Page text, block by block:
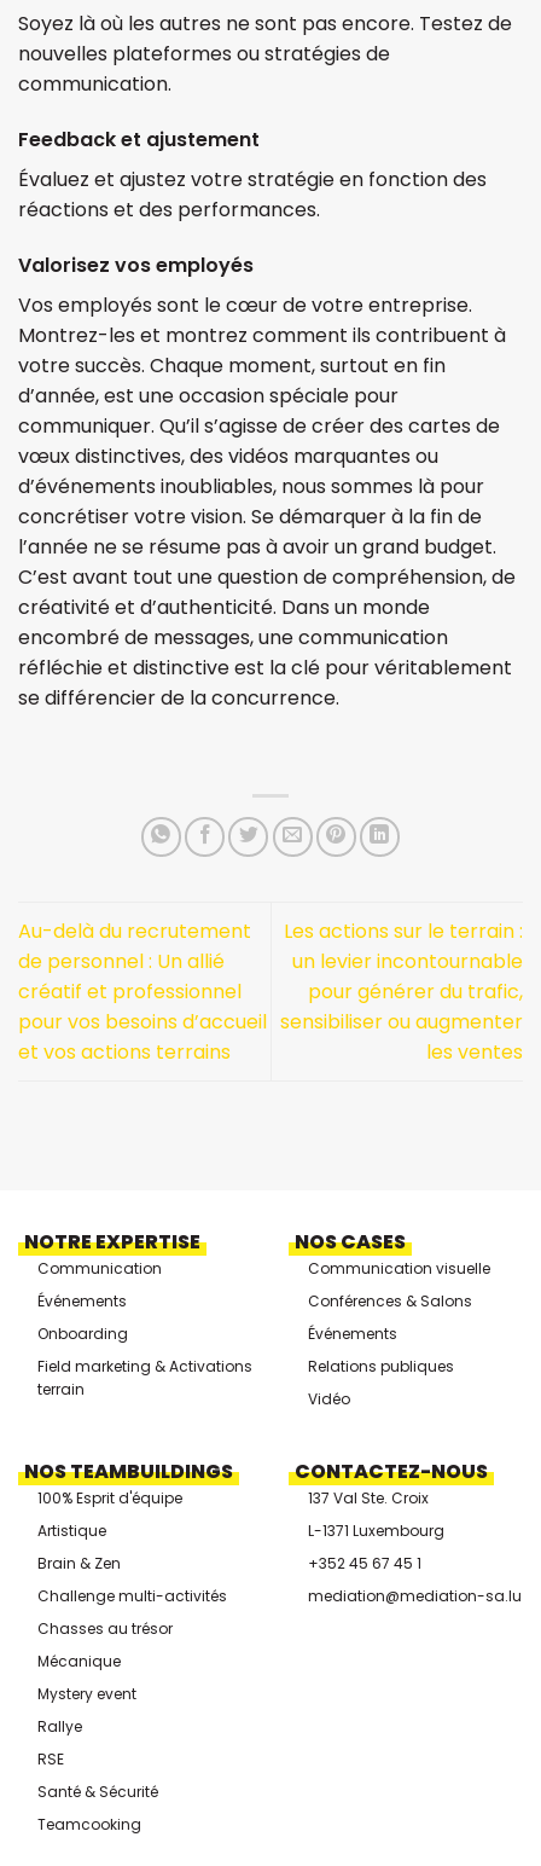
Soyez là où les autres ne sont pas encore. Testez de
nouvelles plateformes ou stratégies de
communication.
Feedback et ajustement
Évaluez et ajustez votre stratégie en fonction des
réactions et des performances.
Valorisez vos employés
Vos employés sont lecœurde votre entreprise.
Montrez-les et montrez comment ils contribuent à
votre succès. Chaque moment, surtout en fin
d’année, est une occasion spéciale pour
communiquer. Qu’il s’agisse de créer des cartes de
vœuxdistinctives, des vidéos marquantes ou
d’événements inoubliables, nous sommes là pour
concrétiser votre vision. Se démarquer à la fin de
l’année ne se résume pas à avoir un grand budget.
C’est avant tout une question de compréhension, de
créativité et d’authenticité. Dans un monde
encombré de messages, une communication
réfléchie et distinctive est la clé pour véritablement
se différencier de la concurrence.
Au-delà du recrutement
de personnel : Un allié
créatif et professionnel
pour vos besoins d’accueil
et vos actions terrains
Les actions sur le terrain :
un levier incontournable
pour générer du trafic,
sensibiliser ou augmenter
les ventes
NOTRE EXPERTISE
Communication
Événements
Onboarding
Field marketing & Activations
terrain
NOS CASES
Communication visuelle
Conférences & Salons
Événements
Relations publiques
Vidéo
NOS TEAMBUILDINGS
100% Esprit d'équipe
Artistique
Brain & Zen
Challenge multi-activités
Chasses au trésor
Mécanique
Mystery event
Rallye
RSE
Santé & Sécurité
Teamcooking
CONTACTEZ-NOUS
137 Val Ste. Croix
L-1371 Luxembourg
+352 45 67 45 1
mediation@mediation-sa.lu